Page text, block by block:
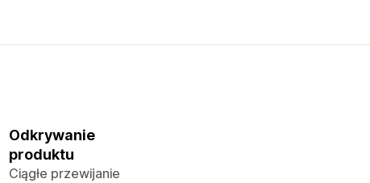
Odkrywanie
produktu
Ciągłe przewijanie